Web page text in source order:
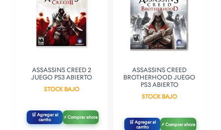
ASSASSINS CREED 2
JUEGO PS3 ABIERTO
STOCK BAJO
🛒 Agregar al
carrito
⚡ Comprar ahora
ASSASSINS CREED
BROTHERHOOD JUEGO
PS3 ABIERTO
STOCK BAJO
🛒 Agregar al
carrito
⚡ Comprar ahora